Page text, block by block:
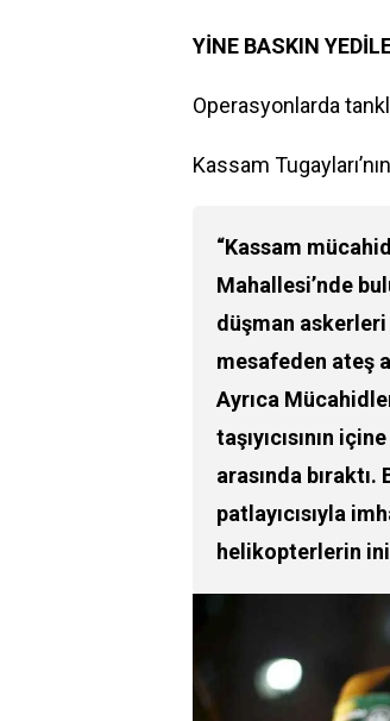
YİNE BASKIN
Operasyonlarda
Kassam
“Kassam
Mahallesi’nde
düşman askerleri
mesafeden ateş
Ayrıca
taşıyıcısının
arasında bıraktı.
patlayıcısıyla
helikopterlerin